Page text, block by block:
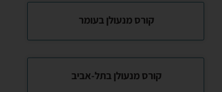
קורס מנעולן בעומר
קורס מנעולן בתל-אביב